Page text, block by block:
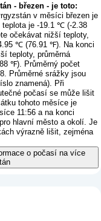
- březen - je toto:
v měsíci březen je
je -19.1 ℃ (-2.38
očekávat nižší teploty,
℃ (76.91 ℉). Na konci
teploty, průměrná
℉). Průměrný počet
Průměrné srážky jsou
znamená). Při
počasí se může lišit
tohoto měsíce je
11:56 a na konci
hlavní město a okolí. Je
výrazně lišit, zejména
o počasí na více